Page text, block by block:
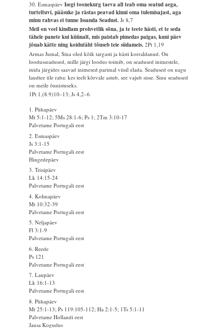
30. EsmaspäevIsegi toonekurg taeva all teab oma seatud aega,
turteltuvi, pääsuke ja rästas peavad kinni oma tulemisajast, aga
minu rahvas ei tunne Issanda Seadust.Jr 8,7
Meil on veel kindlam prohvetlik sõna, ja te teete hästi, et te seda
tähele panete kui küünalt, mis paistab pimedas paigas, kuni päev
jõuab kätte ning koidutäht tõuseb teie südameis.2Pt 1,19
Armas Jumal, Sina oled kõik targasti ja hästi korraldanud. On
loodusseadused, mille järgi loodus toimib, on seadused inimestele,
mida järgides saavad inimesed parimal viisil elada. Seadused on nagu
laudtee üle raba: kes teelt kõrvale astub, see vajub sisse. Sinu seadused
on meile õnnistuseks.
1Pt 1,(8.9)10–13; Js 4,2–6
1. Pühapäev
Mt 5:1-12; 5Ms 28:1-6; Ps 1; 2Tm 3:10-17
Palvetame Portugali eest
2. Esmaspäev
Js 3:1-15
Palvetame Portugali eest
Hingedepäev
3. Teisipäev
Lk 14:15-24
Palvetame Portugali eest
4. Kolmapäev
Mt 10:32-39
Palvetame Portugali eest
5. Neljapäev
Fl 3:1-9
Palvetame Portugali eest
6. Reede
Ps 121
Palvetame Portugali eest
7. Laupäev
Lk 16:1-13
Palvetame Portugali eest
8. Pühapäev
Mt 25:1-13; Ps 119:105-112; Ha 2:1-5; 1Ts 5:1-11
Palvetame Hollandi eest
Jausa Kogudus